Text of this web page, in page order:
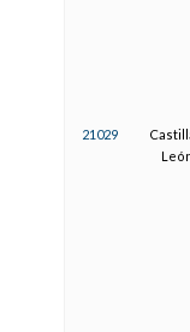
21029